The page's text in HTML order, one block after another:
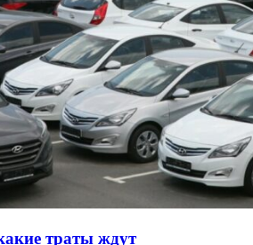
траты ждут